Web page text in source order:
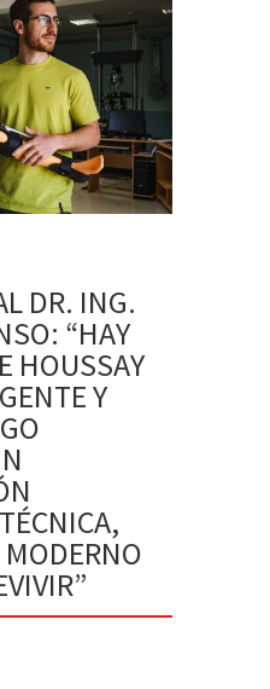
DR. ING.
“HAY
HOUSSAY
Y